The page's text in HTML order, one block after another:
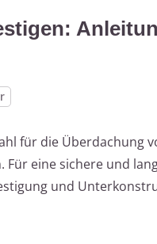
für die Überdachung
Für eine sichere und
und